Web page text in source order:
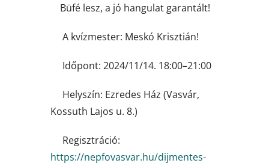
Büfé lesz, a jó hangulat garantált!
A kvízmester: Meskó Krisztián!
Időpont: 2024/11/14. 18:00–21:00
Helyszín: Ezredes Ház (Vasvár,
Kossuth Lajos u. 8.)
Regisztráció:
https://nepfovasvar.hu/dijmentes-